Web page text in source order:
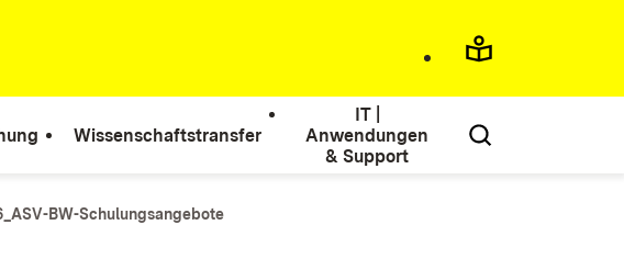
Wissenschaftstransfer
IT |
Anwendungen
& Support
BW-Schulungsangebote